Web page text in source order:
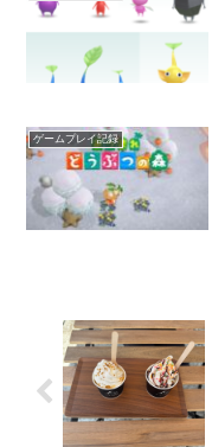
ゲームプレイ記録